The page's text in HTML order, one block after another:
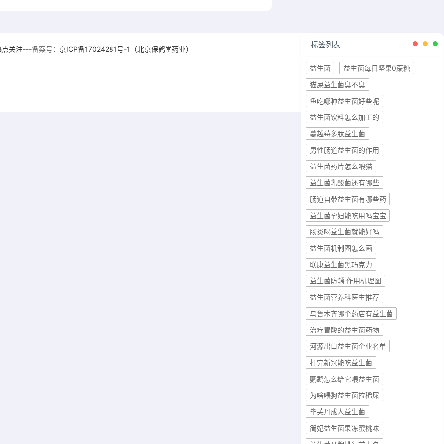
标签列表
益生菌
益生菌每日坚果0蔗糖
猫屎益生菌臭不臭
鱼吃哪种益生菌好些呢
益生菌饮料怎么加工的
蔓越莓多肽益生菌
男性肠道益生菌的作用
益生菌药片怎么喂猫
益生菌乳酸菌还有哪些
肠道自带益生菌有哪些药
益生菌孕妇能吃用吗宝宝
肠炎喝益生菌就能好吗
益生菌机制图怎么画
联康益生菌黑巧克力
益生菌防龋 作用机理图
益生菌营养科医生推荐
乌鲁木齐哪个药店有益生菌
治疗胃酸的益生菌药物
河源出口益生菌企业名单
打完新冠能吃益生菌
鹦鹉怎么给它喂益生菌
为啥喂狗益生菌拉稀屎
毕芙丹成人益生菌
简妃益生菌果冻蜜桃味
点关注---备案号： 京ICP备17024281号-1（北京保鹤堂药业）